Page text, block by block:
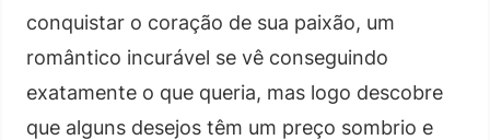
conquistar o coração de sua paixão, um
romântico incurável se vê conseguindo
exatamente o que queria, mas logo descobre
que alguns desejos têm um preço sombrio e